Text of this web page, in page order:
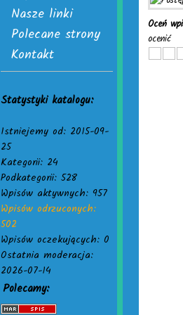
Nasze linki
Polecane strony
Kontakt
Statystyki katalogu:
Istniejemy od: 2015-09-
25
Kategorii: 24
Podkategorii: 528
Wpisów aktywnych: 957
Wpisów odrzuconych:
502
Wpisów oczekujących: 0
Ostatnia moderacja:
2026-07-14
Polecamy:
Oceń
ocenić